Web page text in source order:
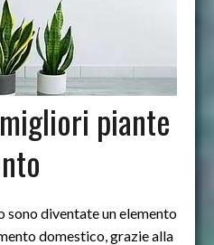
piante
sono diventate un elemento
domestico, grazie alla